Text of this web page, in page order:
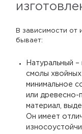
В зависимости от
бывает:
Натуральный
смолы хвойных
минимальное
или древесно-
материал,
Он имеет